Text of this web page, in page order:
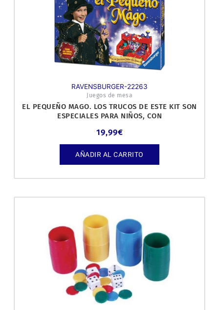
RAVENSBURGER-22263
Juegos de mesa
EL PEQUEÑO MAGO. LOS TRUCOS DE ESTE KIT SON
ESPECIALES PARA NIÑOS, CON
19,99€
AÑADIR AL CARRITO